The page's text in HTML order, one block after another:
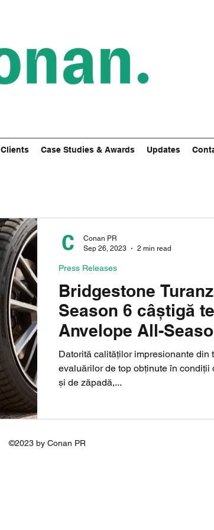
Clients Case Studies & Awards Updates
Bridgestone
Season 6 câștigă
Anvelope All-
SUV-uri 2023
Datorită calităților impresionante din
evaluărilor de top obținute în condiții
și de zăpadă,...
Press Releases
Conan PR
Sep 26, 2023
2 min read
©2023 by Conan PR